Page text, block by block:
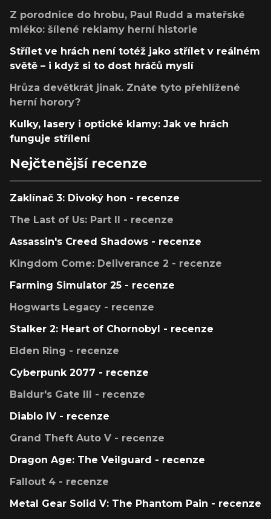
Z porodnice do hrobu, Paul Rudd a mateřské
mléko: šílené reklamy herní historie
Střílet ve hrách není totéž jako střílet v reálném
světě – i když si to dost hráčů myslí
Hrůza devětkrát jinak. Znáte tyto přehlížené
herní horory?
Kulky, lasery i optické klamy: Jak ve hrách
funguje střílení
Nejčtenější recenze
Zaklínač 3: Divoký hon - recenze
The Last of Us: Part II - recenze
Assassin's Creed Shadows - recenze
Kingdom Come: Deliverance 2 - recenze
Farming Simulator 25 - recenze
Hogwarts Legacy - recenze
Stalker 2: Heart of Chornobyl - recenze
Elden Ring - recenze
Cyberpunk 2077 - recenze
Baldur's Gate III - recenze
Diablo IV - recenze
Grand Theft Auto V - recenze
Dragon Age: The Veilguard - recenze
Fallout 4 - recenze
Metal Gear Solid V: The Phantom Pain - recenze